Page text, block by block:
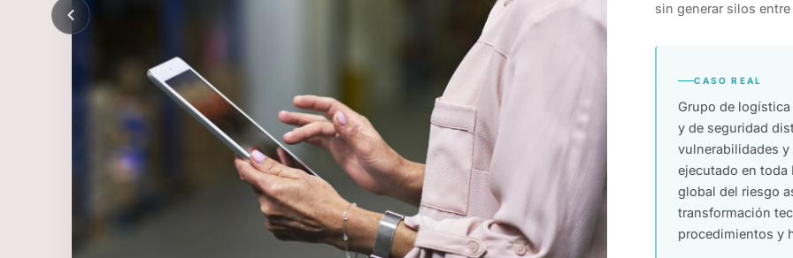
sin generar silos entre
CASO REAL
Grupo de
y de seguridad
vulnerabilidades
ejecutado en toda
global del riesgo
transformación
procedimientos y